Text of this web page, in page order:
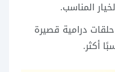
درامية قصيرة